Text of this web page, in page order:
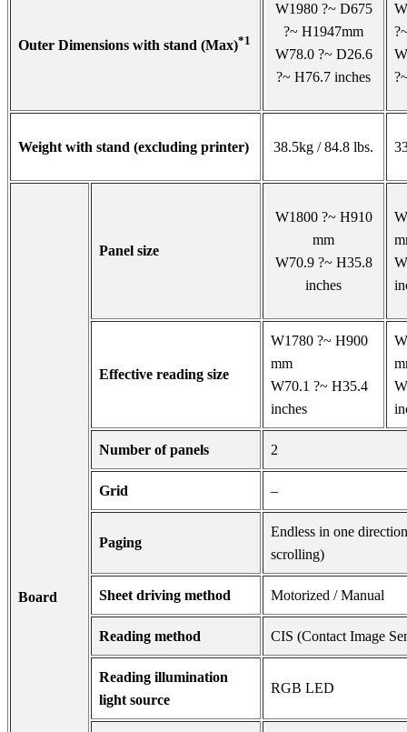
Outer Dimensions with stand (Max)*1
W1980 ?~ D675
?~ H1947mm
W78.0 ?~ D26.6
?~ H76.7 inches
Weight with stand (excluding printer) 38.5kg / 84.8 lbs.
Board
Panel size
W1800 ?~ H910
mm
W70.9 ?~ H35.8
inches
Effective reading size
W1780 ?~ H900
mm
W70.1 ?~ H35.4
inches
Number of panels 2
Grid –
Paging
Endless in one
scrolling)
Sheet driving method Motorized / Manual
Reading method CIS (Contact Image
Reading illumination
light source
RGB LED